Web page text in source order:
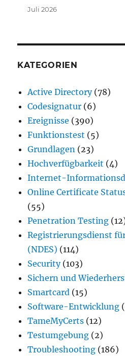
Juli 2026
KATEGORIEN
Active Directory(78)
Codesignatur (6)
Ereignisse (390)
Funktionstest (5)
Grundlagen (23)
Hochverfügbarkeit (4)
Internet-
Online Certificate
(55)
Penetration Testing
Registrierungsdienst
(NDES) (114)
Security(103)
Sichern und
Smartcard (15)
Software-Entwicklung
TameMyCerts (12)
Testumgebung (2)
Troubleshooting (186)